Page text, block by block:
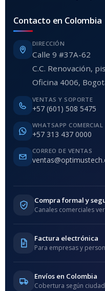
Contacto en Colombia
DIRECCIÓN
Calle 9 #37A-62
C.C. Renovación,
Oficina 4006,
VENTAS Y SOPORTE
+57 (601) 508 5475
WHATSAPP COMERCIAL
+57 313 437 0000
CORREO DE VENTAS
Compra formal y
Canales comerciales
Factura electrónica
Para empresas y
Envíos en Colombia
Cobertura según